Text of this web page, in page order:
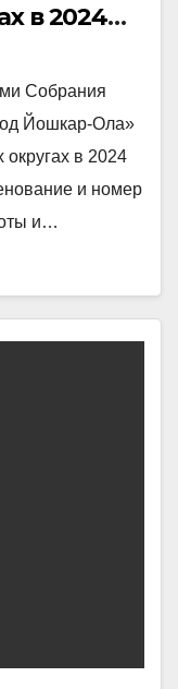
в 2024
Собрания
Йошкар-Ола»
в 2024
и номер
и…